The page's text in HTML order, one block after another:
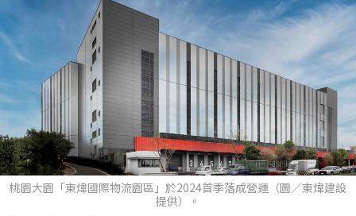
桃園大園「東煒國際物流園區」於2024首季落成營運（圖／東煒建設
提供）。